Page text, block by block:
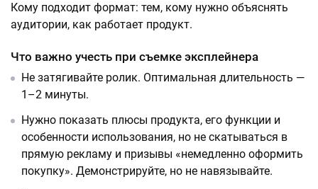
Кому подходит формат: тем, кому нужно объяснять
аудитории, как работает продукт.
Что важно учесть при съемке эксплейнера
Не затягивайте ролик. Оптимальная длительность —
1–2 минуты.
Нужно показать плюсы продукта, его функции и
особенности использования, но не скатываться в
прямую рекламу и призывы «немедленно оформить
покупку». Демонстрируйте, но не навязывайте.